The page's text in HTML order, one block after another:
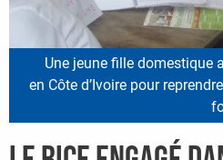
Une jeune fille domestique
en Côte d’Ivoire pour